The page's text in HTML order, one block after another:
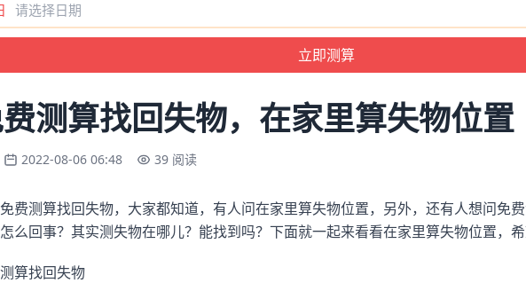
测算找回失物，在家里算失物位置
2022-08-06 06:48 39 阅读
费测算找回失物，大家都知道，有人问在家里算失物位置，另外，还有人想问免
么回事？其实测失物在哪儿？能找到吗？下面就一起来看看在家里算失物位置，希
算找回失物